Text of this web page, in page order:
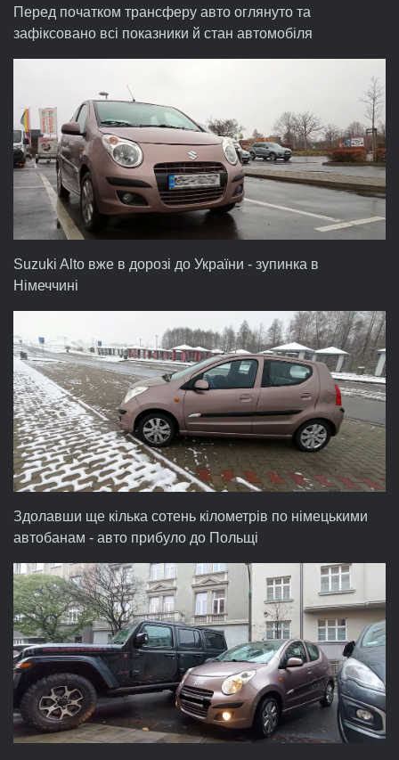
Перед початком трансферу авто оглянуто та
зафіксовано всі показники й стан автомобіля
Suzuki Alto вже в дорозі до України - зупинка в
Німеччині
Здолавши ще кілька сотень кілометрів по німецькими
автобанам - авто прибуло до Польщі